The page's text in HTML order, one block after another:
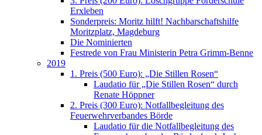
Erxleben
Sonderpreis: Moritz hilft! Nachbarschaftshilfe
Moritzplatz, Magdeburg
Die Nominierten
Festrede von Frau Ministerin Petra Grimm-Benne
2019
1. Preis (500 Euro): „Die Stillen Rosen“
Laudatio für „Die Stillen Rosen“ durch
Renate Höppner
2. Preis (300 Euro): Notfallbegleitung des
Feuerwehrverbandes Börde
Laudatio für die Notfallbegleitung des